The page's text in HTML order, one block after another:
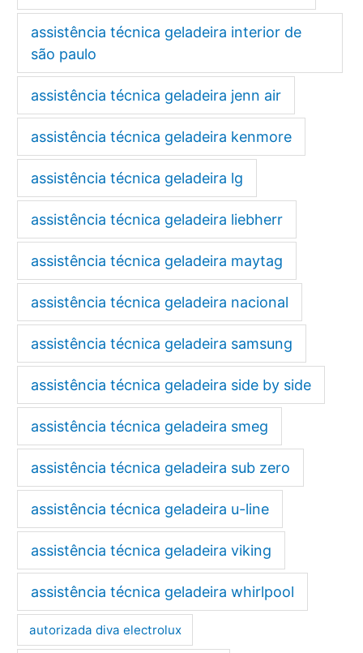
assistência técnica geladeira interior de
são paulo
assistência técnica geladeira jenn air
assistência técnica geladeira kenmore
assistência técnica geladeira lg
assistência técnica geladeira liebherr
assistência técnica geladeira maytag
assistência técnica geladeira nacional
assistência técnica geladeira samsung
assistência técnica geladeira side by side
assistência técnica geladeira smeg
assistência técnica geladeira sub zero
assistência técnica geladeira u-line
assistência técnica geladeira viking
assistência técnica geladeira whirlpool
autorizada diva electrolux